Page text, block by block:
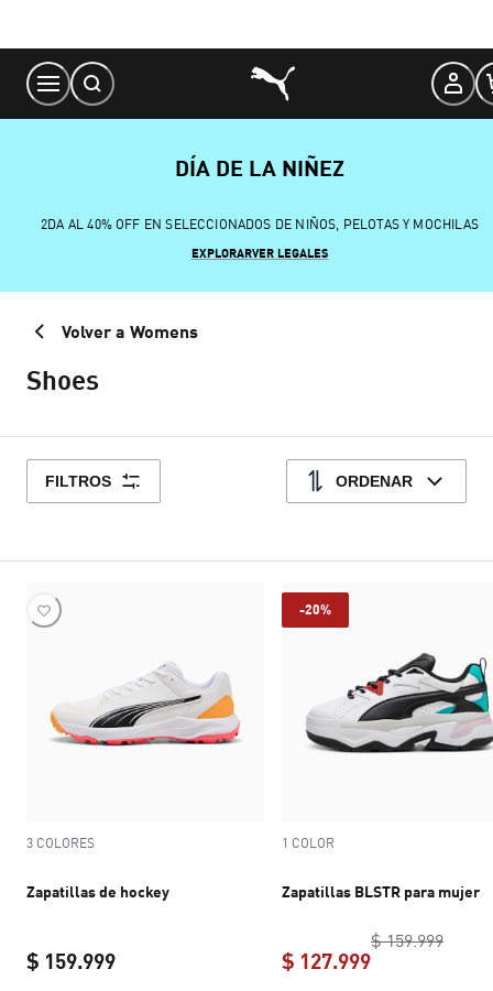
Content
DÍA DE LA NIÑEZ
2DA AL 40% OFF EN SELECCIONADOS DE NIÑOS, PELOTAS Y MOCHILAS
EXPLORARVER LEGALES
Volver a Womens
Shoes
FILTROS ORDENAR
3 COLORES
Zapatillas de hockey
$ 159.999
-20%
1 COLOR
Zapatillas BLSTR para mujer
$ 159.999
$ 127.999